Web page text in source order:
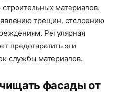
материалов.
трещин, отслоению
Регулярная
предотвратить эти
службы материалов.
фасады от